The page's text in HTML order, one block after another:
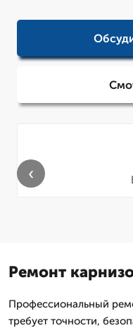
‹
Ремонт
Профессиональный
требует точности,